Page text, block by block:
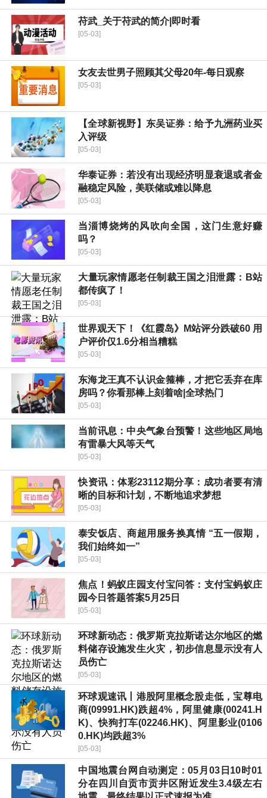
苻武_关于苻武的简介|即时看
[05-03]
女友去世男子照顾其父母20年-每日观察
[05-03]
【全球新视野】东吴证券：给予九洲药业买
入评级
[05-03]
华泰证券：若没有出现经济明显衰退或者金
融稳定风险，美联储或难以降息
[05-03]
当淄博烧烤的风吹向全国，这门生意好赚
吗？
[05-03]
大量玩家情愿老任制裁王国之泪泄露：B站
都传疯了！
[05-03]
世界观天下！《红霞岛》M站评分跌破60 用
户评价仅1.6分相当糟糕
[05-03]
东海龙王真不认识金箍棒，才把它丢弃在库
房吗？你看那棒上刻着啥|全球热门
[05-03]
当前讯息：中央气象台预警！这些地区局地
有雷暴大风等天气
[05-03]
快资讯：体彩23112期分享：成功者要有清
晰的目标和计划，不断地追求梦想
[05-03]
泰安饭店、商超用服务换真情 “五一假期，
我们始终如一”
[05-03]
焦点！蚂蚁庄园支付宝问答：支付宝蚂蚁庄
园今日答题答案5月25日
[05-03]
环球新动态：俄罗斯克拉斯诺达尔地区的燃
料储存设施发生火灾，初步信息显示没有人
员伤亡
[05-03]
环球观速讯丨港股阿里概念股走低，宝尊电
商(09991.HK)跌超4%，阿里健康(00241.H
K)、快狗打车(02246.HK)、阿里影业(0106
0.HK)均跌超3%
[05-03]
中国地震台网自动测定：05月03日10时01
分在四川自贡市贡井区附近发生3.4级左右